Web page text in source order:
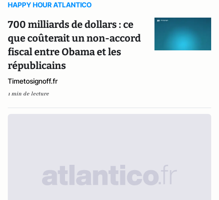
HAPPY HOUR ATLANTICO
700 milliards de dollars : ce
que coûterait un non-accord
fiscal entre Obama et les
républicains
Timetosignoff.fr
1 min de lecture